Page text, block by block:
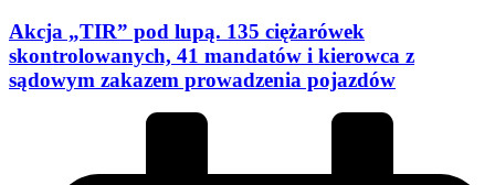
Akcja „TIR” pod lupą. 135 ciężarówek
skontrolowanych, 41 mandatów i kierowca z
sądowym zakazem prowadzenia pojazdów